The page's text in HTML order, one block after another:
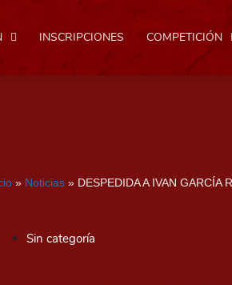
INSCRIPCIONES COMPETICIÓN
» Noticias » DESPEDIDA A IVAN GARCÍA
Sin categoría